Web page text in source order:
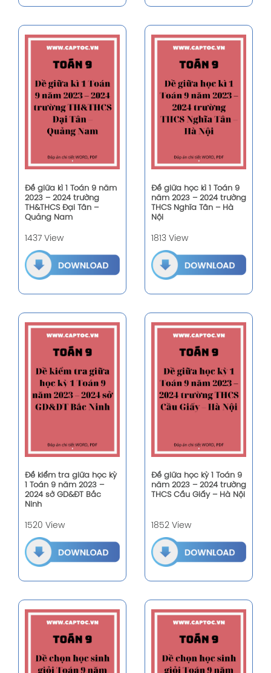
Đề giữa kì 1 Toán 9 năm
2023 – 2024 trường
TH&THCS Đại Tân –
Quảng Nam
1437 View
Đề giữa học kì 1 Toán 9
năm 2023 – 2024 trường
THCS Nghĩa Tân – Hà
Nội
1813 View
Đề kiểm tra giữa học kỳ
1 Toán 9 năm 2023 –
2024 sở GD&ĐT Bắc
Ninh
1520 View
Đề giữa học kỳ 1 Toán 9
năm 2023 – 2024 trường
THCS Cầu Giấy – Hà Nội
1852 View